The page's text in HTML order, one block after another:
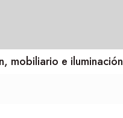
mobiliario e iluminación